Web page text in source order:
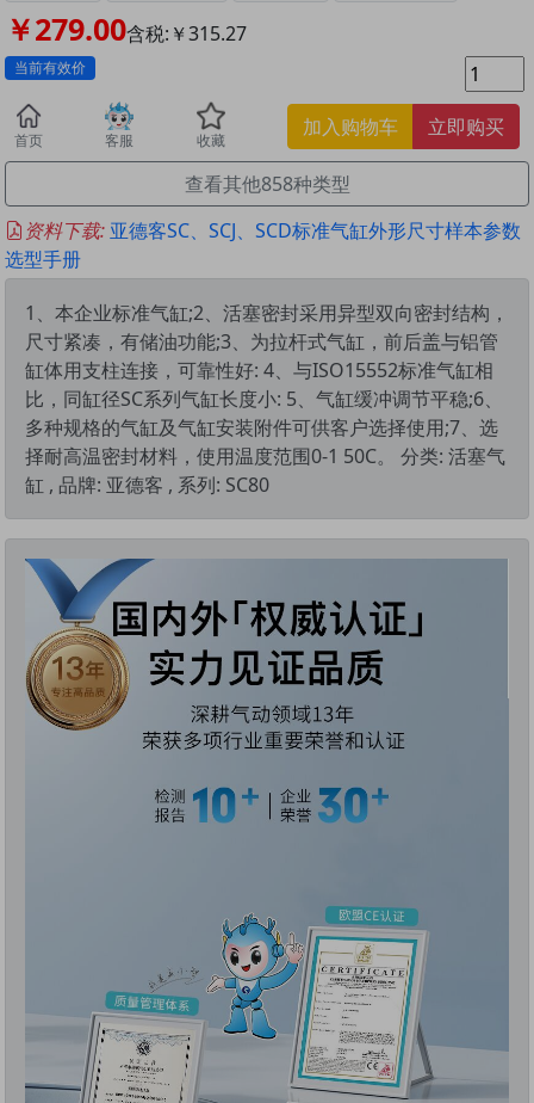
￥279.00含税:￥315.27
当前有效价
首页 客服 收藏
加入购物车 立即购买
查看其他858种类型
资料下载: 亚德客SC、SCJ、SCD标准气缸外形尺寸样本参数
选型手册
1、本企业标准气缸;2、活塞密封采用异型双向密封结构，
尺寸紧凑，有储油功能;3、为拉杆式气缸，前后盖与铝管
缸体用支柱连接，可靠性好: 4、与ISO15552标准气缸相
比，同缸径SC系列气缸长度小: 5、气缸缓冲调节平稳;6、
多种规格的气缸及气缸安装附件可供客户选择使用;7、选
择耐高温密封材料，使用温度范围0-1 50C。 分类: 活塞气
缸 , 品牌: 亚德客 , 系列: SC80